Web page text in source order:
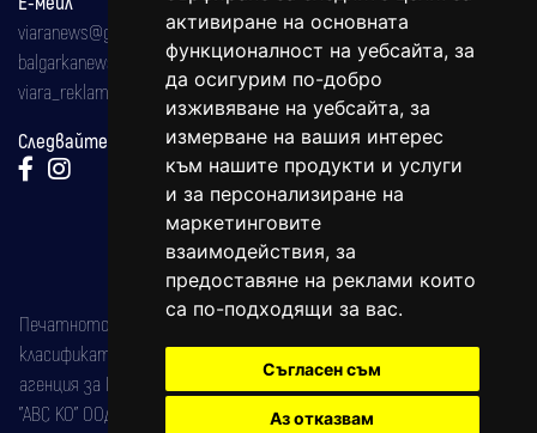
активиране на основната
функционалност на уебсайта, за
да осигурим по-добро
изживяване на уебсайта, за
измерване на вашия интерес
към нашите продукти и услуги
и за персонализиране на
маркетинговите
взаимодействия, за
предоставяне на реклами които
са по-подходящи за вас.
Съгласен съм
Аз отказвам
viaranews@gmail.com
balgarkanews@gmail.com
viara_reklama@mail.bg
Следвайте ни:
Печатното издание на вестника е регистрирано в националния
класификатор на печатните издания (Българска национална
агенция за ISSN) под номер: ISSN 1312-4722.
"АВС КО" ООД е притежател на марката: Вяра информационен